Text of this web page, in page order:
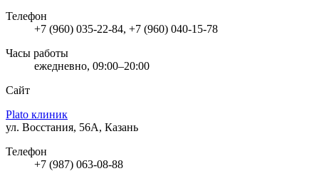
Телефон
+7 (960) 035-22-84, +7 (960) 040-15-78
Часы работы
ежедневно, 09:00–20:00
Сайт
Plato клиник
ул. Восстания, 56А, Казань
Телефон
+7 (987) 063-08-88